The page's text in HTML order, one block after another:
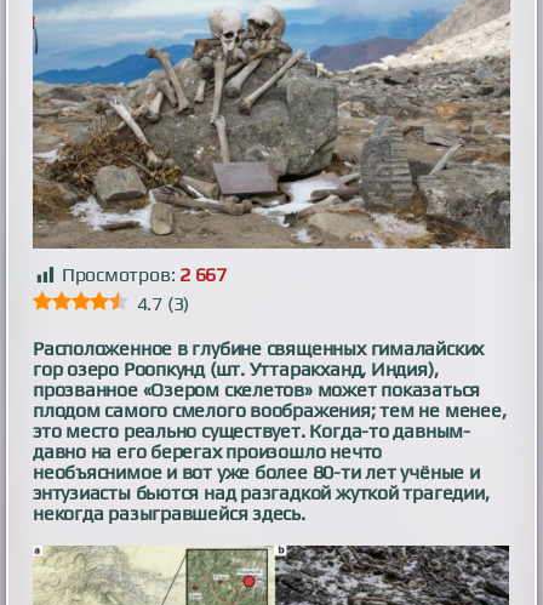
Просмотров: 2 667
4.7 (3)
Расположенное в глубине священных гималайских
гор озеро Роопкунд (шт. Уттаракханд, Индия),
прозванное «Озером скелетов» может показаться
плодом самого смелого воображения; тем не менее,
это место реально существует. Когда-то давным-
давно на его берегах произошло нечто
необъяснимое и вот уже более 80-ти лет учёные и
энтузиасты бьются над разгадкой жуткой трагедии,
некогда разыгравшейся здесь.